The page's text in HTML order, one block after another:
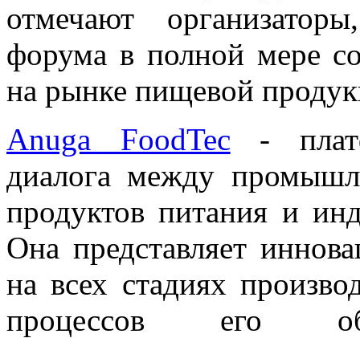
отмечают
форума в полной мере
на рынке пищевой
Anuga FoodTec -
диалога между
продуктов питания и
Она представляет
на всех стадиях
процессов его